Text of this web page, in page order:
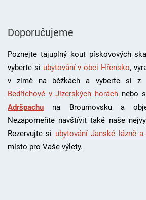
Doporučujeme
Poznejte tajuplný kout pískovových
vyberte si ubytování v obci Hřensko,
v zimě na běžkách a vyberte si z
Bedřichově v Jizerských horách nebo
Adršpachu
na Broumovsku a
Nezapomeňte navštívit také naše
Rezervujte si ubytování Janské lázně
místo pro Vaše výlety.